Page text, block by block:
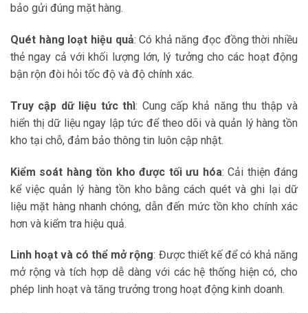
bảo gửi đúng mặt hàng.
Quét hàng loạt hiệu quả: Có khả năng đọc đồng thời nhiều
thẻ ngay cả với khối lượng lớn, lý tưởng cho các hoạt động
bận rộn đòi hỏi tốc độ và độ chính xác.
Truy cập dữ liệu tức thì: Cung cấp khả năng thu thập và
hiển thị dữ liệu ngay lập tức để theo dõi và quản lý hàng tồn
kho tại chỗ, đảm bảo thông tin luôn cập nhật.
Kiểm soát hàng tồn kho được tối ưu hóa: Cải thiện đáng
kể việc quản lý hàng tồn kho bằng cách quét và ghi lại dữ
liệu mặt hàng nhanh chóng, dẫn đến mức tồn kho chính xác
hơn và kiểm tra hiệu quả.
Linh hoạt và có thể mở rộng: Được thiết kế để có khả năng
mở rộng và tích hợp dễ dàng với các hệ thống hiện có, cho
phép linh hoạt và tăng trưởng trong hoạt động kinh doanh.